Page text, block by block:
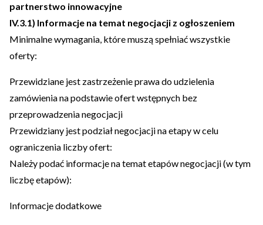
partnerstwo innowacyjne
IV.3.1) Informacje na temat negocjacji z ogłoszeniem
Minimalne wymagania, które muszą spełniać wszystkie
oferty:
Przewidziane jest zastrzeżenie prawa do udzielenia
zamówienia na podstawie ofert wstępnych bez
przeprowadzenia negocjacji
Przewidziany jest podział negocjacji na etapy w celu
ograniczenia liczby ofert:
Należy podać informacje na temat etapów negocjacji (w tym
liczbę etapów):
Informacje dodatkowe